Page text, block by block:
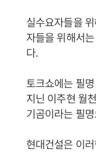
실수요자들을
자들을 위해서
다.
토크쇼에는 필
지닌 이주현 월
기곰이라는 필
현대건설은 이